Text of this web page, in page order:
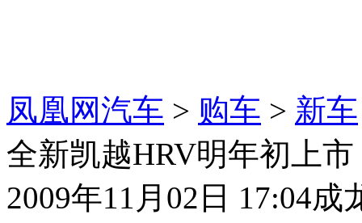
凤凰网汽车 > 购车 > 新车
全新凯越HRV明年初上
2009年11月02日 17:04成